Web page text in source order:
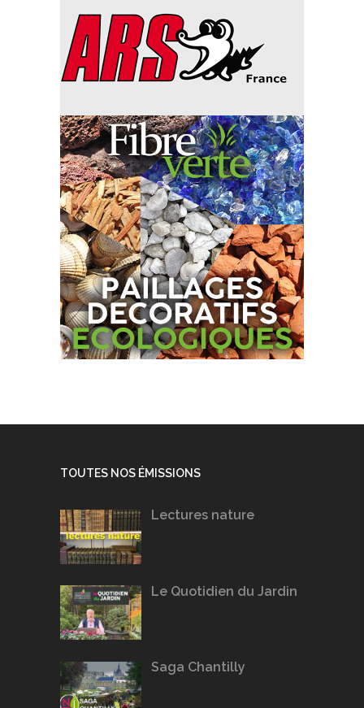
TOUTES NOS ÉMISSIONS
Lectures nature
Le Quotidien du Jardin
Saga Chantilly